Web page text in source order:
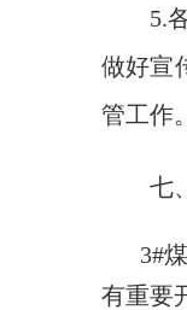
5.
做好宣
管工作
七
3#
有重要